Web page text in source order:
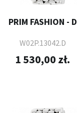
PRIM FASHION - D
W02P.13042.D
1 530,00 zł.